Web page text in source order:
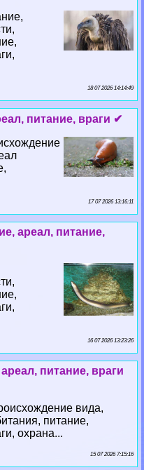
18 07 2026 14:14:49
питание, враги ✔
17 07 2026 13:16:11
ареал, питание,
16 07 2026 13:23:26
питание, враги
вида,
питание,
охрана...
15 07 2026 7:15:16